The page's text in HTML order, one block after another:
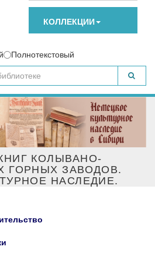
КОЛЛЕКЦИИ
Полнотекстовый
КОЛЫВАНО-
ГОРНЫХ ЗАВОДОВ.
НАСЛЕДИЕ.